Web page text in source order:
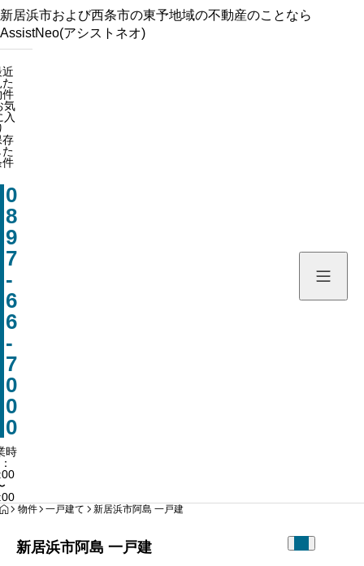
新居浜市および西条市の東予地域の不動産のことなら
AssistNeo(アシストネオ)
近
た
件
気
入
存
た
件
0
8
9
7
-
6
6
-
7
0
0
0
時
HOME
物件 一戸建て 新居浜市阿島 一戸建
新居浜市阿島 一戸建